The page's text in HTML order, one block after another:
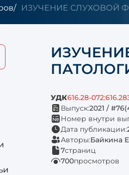
ИЗУЧЕНИЕ СЛУХОВОЙ
УДК616.28-
Выпуск:2021 /
Номер внутри
Дата публикации:
Авторы:Байкина
7страниц
700просмотров